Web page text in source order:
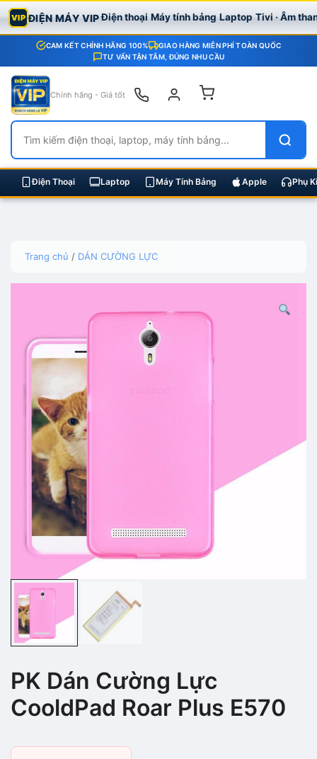
VIP ĐIỆN MÁY VIPĐiện thoại Máy tính bảng Laptop Tivi · Âm
CAM KẾT CHÍNH HÃNG 100%
GIAO HÀNG MIỄN PHÍ TOÀN QUỐC
TƯ VẤN TẬN TÂM, ĐÚNG NHU CẦU
Chính hãng - Giá tốt
Điện Thoại Laptop Máy Tính Bảng Apple Phụ
content
Trang chủ / DÁN CƯỜNG LỰC
PK Dán Cường Lực
CooldPad Roar Plus E570